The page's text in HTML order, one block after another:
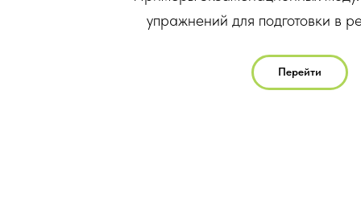
упражнений для подготовки в
Перейти